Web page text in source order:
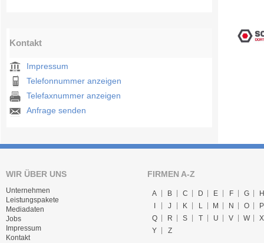
Kontakt
Impressum
Telefonnummer anzeigen
Telefaxnummer anzeigen
Anfrage senden
WIR ÜBER UNS
Unternehmen
Leistungspakete
Mediadaten
Jobs
Impressum
Kontakt
FIRMEN A-Z
A B C D E F G
H
J K L M N O
P
Q
R S T U V W
X
Y
Z